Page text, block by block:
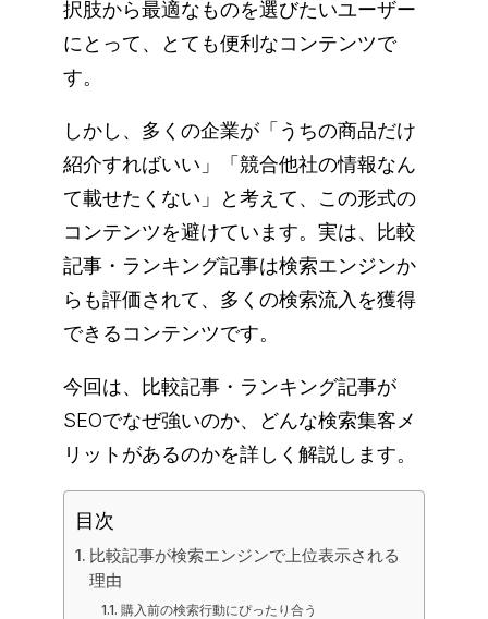
択肢から最適なものを選びたいユーザー
にとって、とても便利なコンテンツで
す。
しかし、多くの企業が「うちの商品だけ
紹介すればいい」「競合他社の情報なん
て載せたくない」と考えて、この形式の
コンテンツを避けています。実は、比較
記事・ランキング記事は検索エンジンか
らも評価されて、多くの検索流入を獲得
できるコンテンツです。
今回は、比較記事・ランキング記事が
SEOでなぜ強いのか、どんな検索集客メ
リットがあるのかを詳しく解説します。
目次
比較記事が検索エンジンで上位表示される
理由
購入前の検索行動にぴったり合う